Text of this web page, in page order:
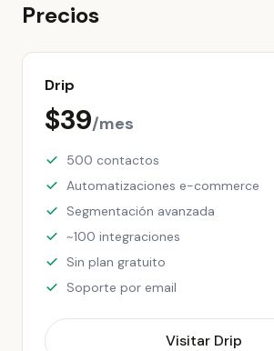
Precios
Drip
$39/mes
500 contactos
Automatizaciones e-commerce
Segmentación avanzada
~100 integraciones
Sin plan gratuito
Soporte por email
Visitar Drip